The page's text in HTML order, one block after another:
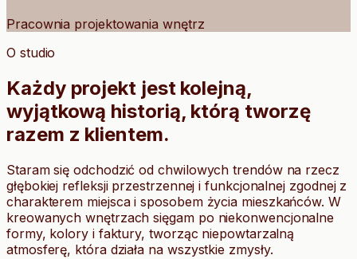
Pracownia projektowania wnętrz
O studio
Każdy projekt jest kolejną,
wyjątkową historią, którą tworzę
razem z klientem.
Staram się odchodzić od chwilowych trendów na rzecz
głębokiej refleksji przestrzennej i funkcjonalnej zgodnej z
charakterem miejsca i sposobem życia mieszkańców. W
kreowanych wnętrzach sięgam po niekonwencjonalne
formy, kolory i faktury, tworząc niepowtarzalną
atmosferę, która działa na wszystkie zmysły.